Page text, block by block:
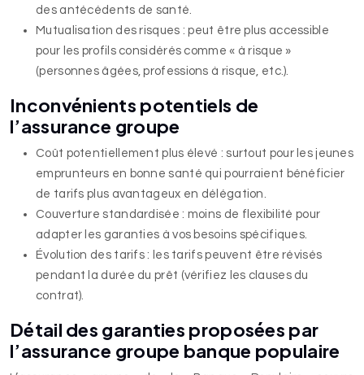
des antécédents de santé.
Mutualisation des risques : peut être plus accessible
pour les profils considérés comme « à risque »
(personnes âgées, professions à risque, etc.).
Inconvénients potentiels de
l’assurance groupe
Coût potentiellement plus élevé : surtout pour les jeunes
emprunteurs en bonne santé qui pourraient bénéficier
de tarifs plus avantageux en délégation.
Couverture standardisée : moins de flexibilité pour
adapter les garanties à vos besoins spécifiques.
Évolution des tarifs : les tarifs peuvent être révisés
pendant la durée du prêt (vérifiez les clauses du
contrat).
Détail des garanties proposées par
l’assurance groupe banque populaire